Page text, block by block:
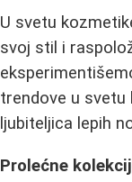
U svetu
svoj stil i
trendove u svetu
ljubiteljica lepih
Prolećne